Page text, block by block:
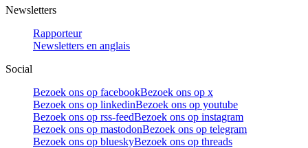
Newsletters
Rapporteur
Newsletters en anglais
Social
Bezoek ons op facebookBezoek ons op x
Bezoek ons op linkedinBezoek ons op youtube
Bezoek ons op rss-feedBezoek ons op instagram
Bezoek ons op mastodonBezoek ons op telegram
Bezoek ons op blueskyBezoek ons op threads